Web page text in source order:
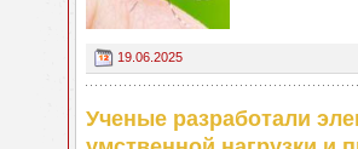
19.06.2025
Ученые разработали